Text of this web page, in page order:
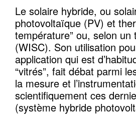
Le solaire hybride, ou
photovoltaïque (PV) et
température” ou, selon
(WISC). Son utilisation
application qui est
“vitrés”, fait débat parmi
la mesure et
scientifiquement ces
(système hybride